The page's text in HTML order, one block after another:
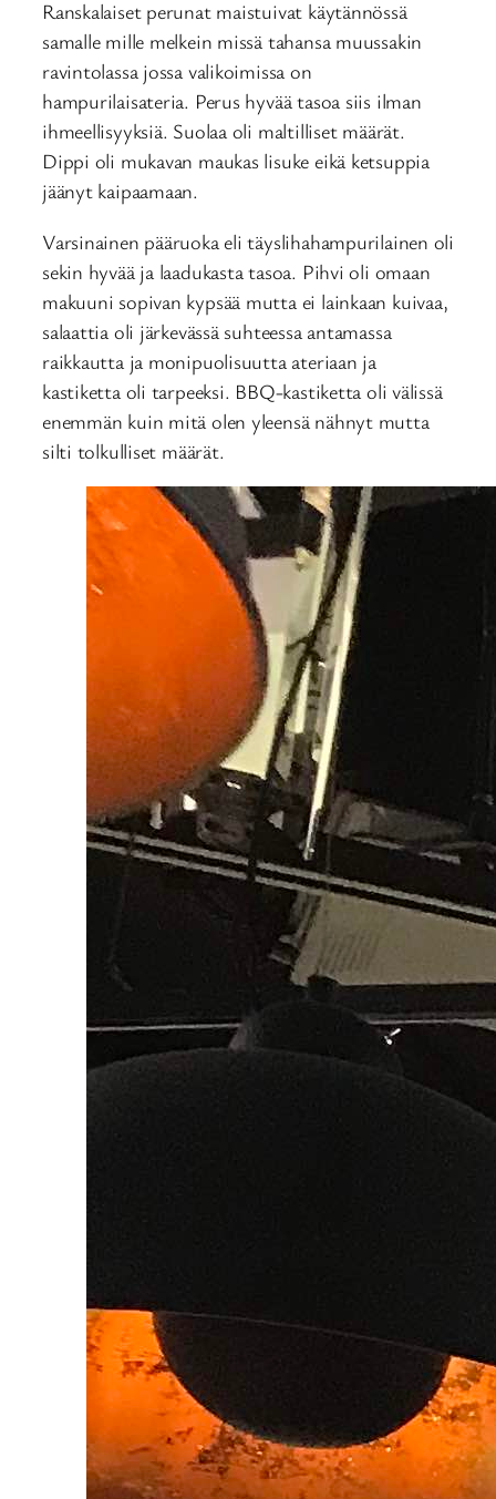
Ranskalaiset perunat maistuivat käytännössä
samalle mille melkein missä tahansa muussakin
ravintolassa jossa valikoimissa on
hampurilaisateria. Perus hyvää tasoa siis ilman
ihmeellisyyksiä. Suolaa oli maltilliset määrät.
Dippi oli mukavan maukas lisuke eikä ketsuppia
jäänyt kaipaamaan.
Varsinainen pääruoka eli täyslihahampurilainen oli
sekin hyvää ja laadukasta tasoa. Pihvi oli omaan
makuuni sopivan kypsää mutta ei lainkaan kuivaa,
salaattia oli järkevässä suhteessa antamassa
raikkautta ja monipuolisuutta ateriaan ja
kastiketta oli tarpeeksi. BBQ-kastiketta oli välissä
enemmän kuin mitä olen yleensä nähnyt mutta
silti tolkulliset määrät.